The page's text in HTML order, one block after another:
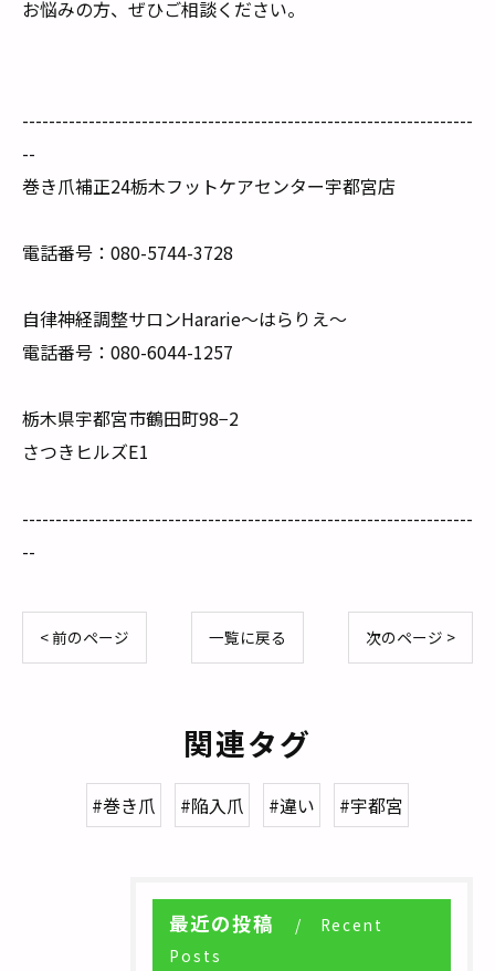
お悩みの方、ぜひご相談ください。
--------------------------------------------------------------------
--
巻き爪補正24栃木フットケアセンター宇都宮店
電話番号：080-5744-3728
自律神経調整サロンHararie〜はらりえ〜
電話番号：080-6044-1257
栃木県宇都宮市鶴田町98−2
さつきヒルズE1
--------------------------------------------------------------------
--
< 前のページ 一覧に戻る 次のページ >
関連タグ
#巻き爪 #陥入爪 #違い #宇都宮
最近の投稿
Recent
Posts